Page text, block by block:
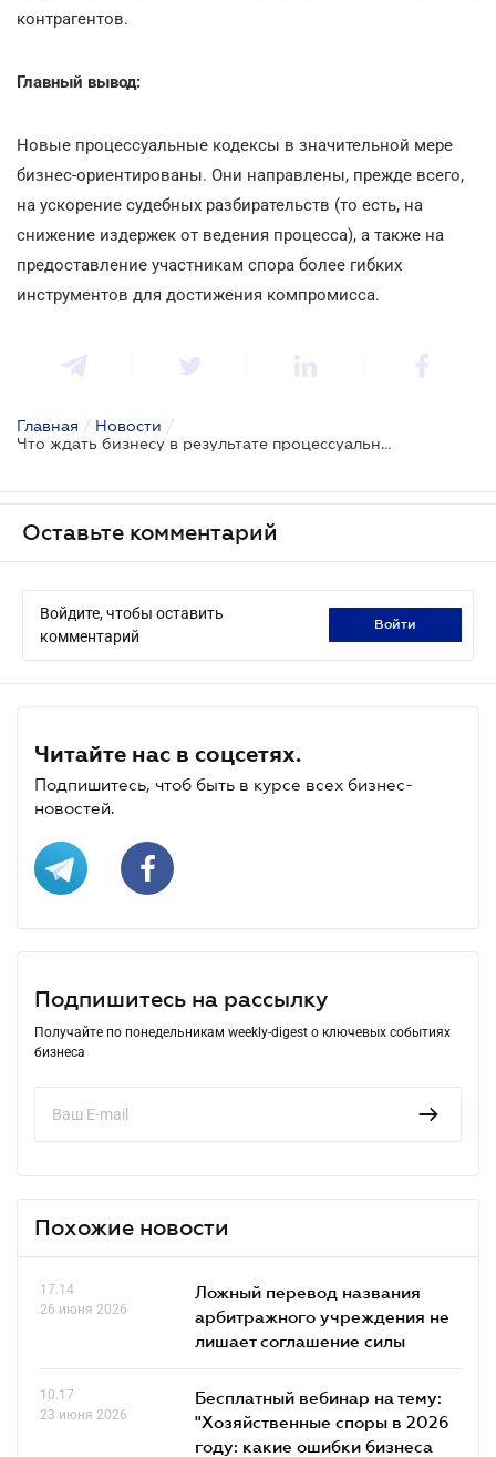
контрагентов.
Главный вывод:
Новые процессуальные кодексы в значительной мере
бизнес-ориентированы. Они направлены, прежде всего,
на ускорение судебных разбирательств (то есть, на
снижение издержек от ведения процесса), а также на
предоставление участникам спора более гибких
инструментов для достижения компромисса.
Главная / Новости /
Что ждать бизнесу в результате процессуальной реформы
Оставьте комментарий
Войдите, чтобы оставить
комментарий
войти
Читайте нас в соцсетях.
Подпишитесь, чтоб быть в курсе всех бизнес-
новостей.
Подпишитесь на рассылку
Получайте по понедельникам weekly-digest о ключевых событиях
бизнеса
Похожие новости
17.14
26 июня 2026
Ложный перевод названия
арбитражного учреждения не
лишает соглашение силы
10.17
23 июня 2026
Бесплатный вебинар на тему:
"Хозяйственные споры в 2026
году: какие ошибки бизнеса